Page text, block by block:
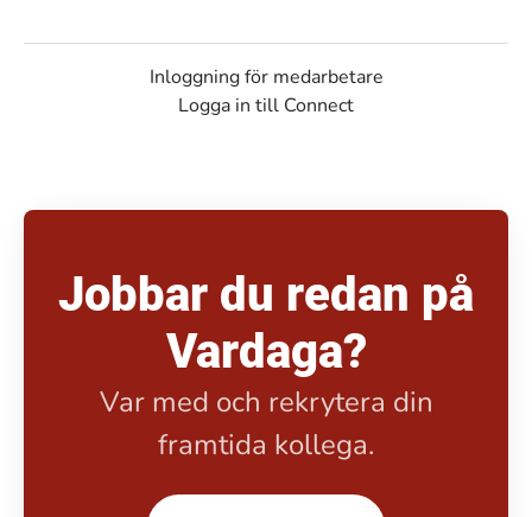
Inloggning för medarbetare
Logga in till Connect
Jobbar du redan på
Vardaga?
Var med och rekrytera din
framtida kollega.